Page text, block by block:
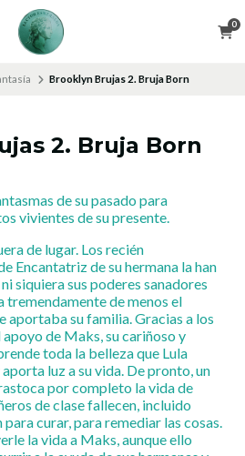
0
Brooklyn Brujas 2. Bruja Born
2. Bruja Born
de su pasado para
vivientes de su presente.
de lugar. Los recién
Encantatriz de su hermana la han
siquiera sus poderes sanadores
tremendamente de menos el
aportaba su familia. Gracias a los
de Maks, su cariñoso y
toda la belleza que Lula
luz a su vida. De pronto, un
por completo la vida de
de clase fallecen, incluido
curar, para remediar las cosas.
la vida a Maks, aunque ello